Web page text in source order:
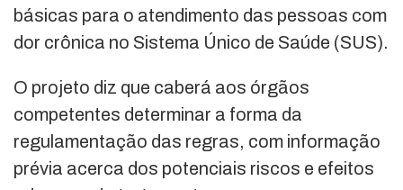
básicas para o atendimento das pessoas com
dor crônica no Sistema Único de Saúde (SUS).
O projeto diz que caberá aos órgãos
competentes determinar a forma da
regulamentação das regras, com informação
prévia acerca dos potenciais riscos e efeitos